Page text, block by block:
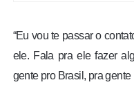
“Eu vou te passar o
ele. Fala pra ele fazer
gente pro Brasil, pra gente